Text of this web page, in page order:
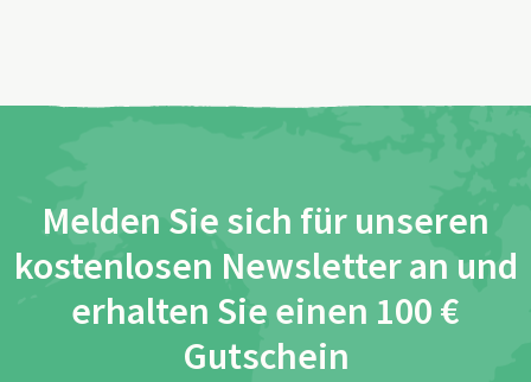
Melden Sie sich für unseren
kostenlosen Newsletter an und
erhalten Sie einen 100 €
Gutschein